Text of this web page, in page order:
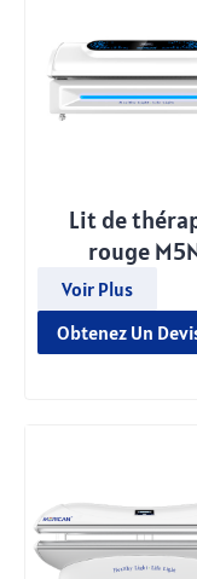
Lit de
rouge
Voir Plus
Obtenez Un